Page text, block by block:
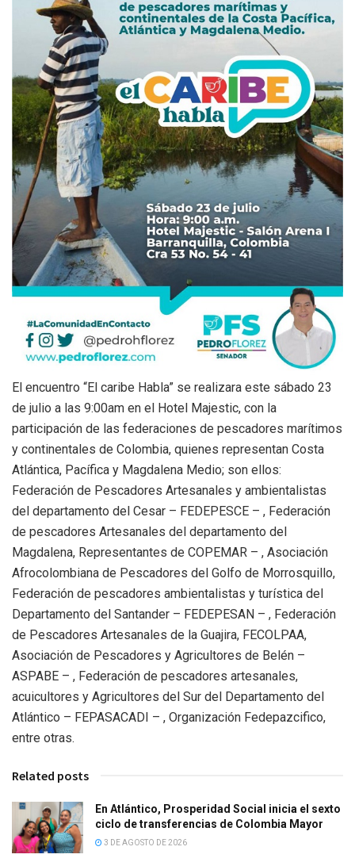
El encuentro “El caribe Habla” se realizara este sábado 23
de julio a las 9:00am en el Hotel Majestic, con la
participación de las federaciones de pescadores marítimos
y continentales de Colombia, quienes representan Costa
Atlántica, Pacífica y Magdalena Medio; son ellos:
Federación de Pescadores Artesanales y ambientalistas
del departamento del Cesar – FEDEPESCE – , Federación
de pescadores Artesanales del departamento del
Magdalena, Representantes de COPEMAR – , Asociación
Afrocolombiana de Pescadores del Golfo de Morrosquillo,
Federación de pescadores ambientalistas y turística del
Departamento del Santander – FEDEPESAN – , Federación
de Pescadores Artesanales de la Guajira, FECOLPAA,
Asociación de Pescadores y Agricultores de Belén –
ASPABE – , Federación de pescadores artesanales,
acuicultores y Agricultores del Sur del Departamento del
Atlántico – FEPASACADI – , Organización Fedepazcifico,
entre otras.
Related posts
En Atlántico, Prosperidad Social inicia el sexto
ciclo de transferencias de Colombia Mayor
3 DE AGOSTO DE 2026